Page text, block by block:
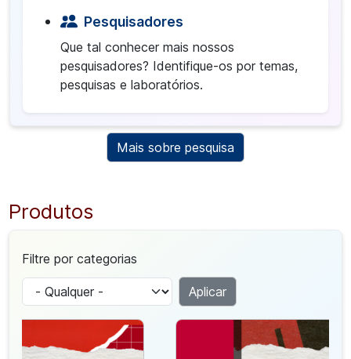
Pesquisadores
Que tal conhecer mais nossos
pesquisadores? Identifique-os por temas,
pesquisas e laboratórios.
Mais sobre pesquisa
Produtos
Filtre por categorias